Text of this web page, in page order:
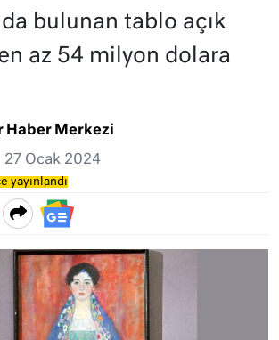
bulunan tablo açık
az 54 milyon dolara
Haber Merkezi
27 Ocak 2024
yayınlandı